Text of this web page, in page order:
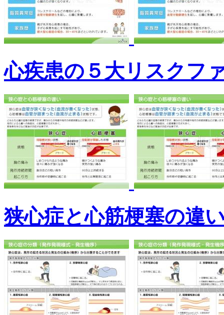
心疾患の５大リスクフ
狭心症と心筋梗塞の違